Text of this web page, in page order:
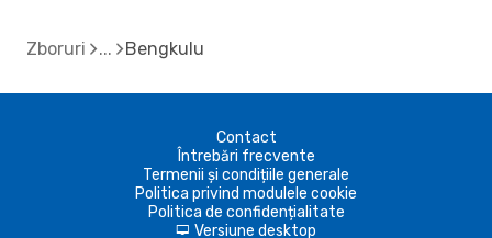
Zboruri Bengkulu
Contact
Întrebări frecvente
Termenii și condițiile generale
Politica privind modulele cookie
Politica de confidențialitate
d Versiune desktop